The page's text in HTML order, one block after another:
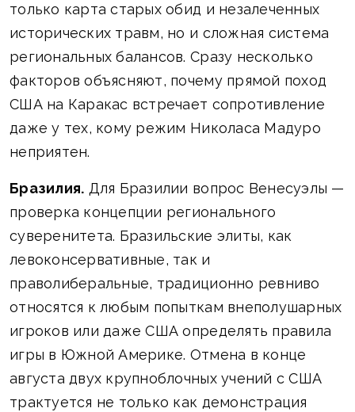
только карта старых обид и незалеченных
исторических травм, но и сложная система
региональных балансов. Сразу несколько
факторов объясняют, почему прямой поход
США на Каракас встречает сопротивление
даже у тех, кому режим Николаса Мадуро
неприятен.
Бразилия. Для Бразилии вопрос Венесуэлы —
проверка концепции регионального
суверенитета. Бразильские элиты, как
левоконсервативные, так и
праволиберальные, традиционно ревниво
относятся к любым попыткам внеполушарных
игроков или даже США определять правила
игры в Южной Америке. Отмена в конце
августа двух крупноблочных учений с США
трактуется не только как демонстрация